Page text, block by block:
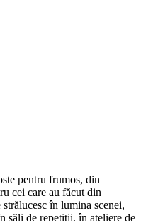
pentru frumos, din
cei care au făcut din
în lumina scenei,
săli de repetiții, în ateliere de